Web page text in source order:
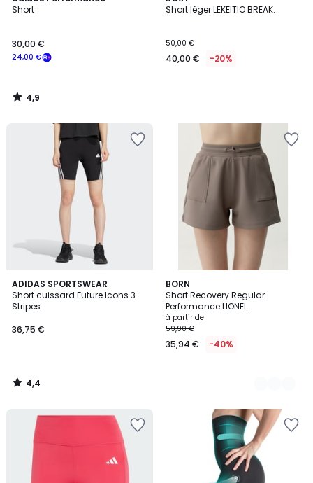
Short
24,00 €
30,00 €
/ 5
4,9
/
Short léger LEKEITIO BREAK.
50,00 €
40,00 € -20%
ADIDAS SPORTSWEAR
Short cuissard Future Icons 3-
Stripes
36,75 €
4,4
/ 5
4,4
/
BORN
Short Recovery Regular
Performance LIONEL
à partir de
59,90 €
35,94 € -40%
2
Couleurs